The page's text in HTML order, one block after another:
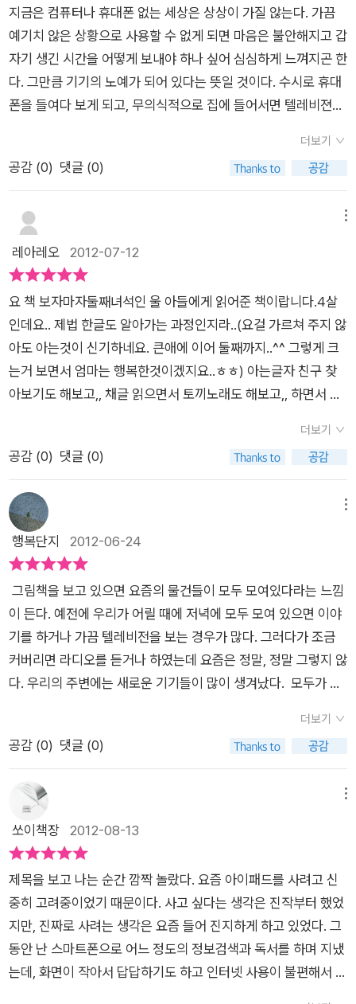
금 늘고 있어 걱정이었어요.그러다 만나게 된 이 책, 굿바이 아이
패드.컴퓨터와 스마트 폰 등의 기기를 잘 사용하지 않는 아날로그
식 일상을 보내는 바람직한 엄마들 눈에는 정말 이렇게 심각한 집
이 있어? 싶은 마음이 들겠지만, 전 여기저기 쿡쿡 찔리는 심정으
로 읽어갔지요. 우리 아이 같은 경우는 아직 게임 삼매경에는 빠
지지 않았으나 컴퓨터나 폰으로 동영상을 자주 보는게 걸렸구요
엄마인 저는 폰과 컴퓨터로 너무 많은 시간을 보내고 있는게 마음
들이 각자 자기 자리에서 핸드폰이나 컴퓨터, 아이패드 등으로 자
기만의 세계에 빠져있어요. 심지어 기저귀 찬 어린아기까지도 실
제 딸랑이 대신 딸랑이 소리가 나는 기기로 만족을 하고 있답니
다. 이럴 수가.할아버지가 보시는 전자책 단말기 세개에는 만권이
나 되는 책이 담겨 있는데, 뒤 배경을 보면 책장에는 거미줄이 쳐
져 있고 책이라고는 단 한권도 보이지 않아요. 아, 보이네요 책 보
는데 필요한 스탠드와 몇권 안되는 책, 신문 등은 휴지통에 처박
혀 있어요.유튜브 동영상, 페이스북 친구들과의 끝없는 대화, 와
이파이로 연결한 큼지막한 엘시디 화면으로 즐기는 고화질 텔레
메일과 트위터의 띠링, 딩동, 쉴 새 없는 소리에 잠을 잘 수가 없
어요.신물이 나버린 할머니는 가족들을 단절시키는 그 기기들을
모아모아 창 밖으로 모두 던져버리고 말았어요. 굿나잇 아이패드
굿나잇 게임굿나잇 컴퓨터 굿나잇 전자책굿나잇 트위터굿나잇
아이돌 그룹굿나잇 페이스북 친구굿나잇 게임 캐릭터굿나잇 엠
피스리굿나잇 엘시디 텔레비전 (헉!)..이후로도굿나잇 리모컨굿
나잇 디브이디굿나잇 안드로이드굿나잇 앱굿나잇 아이패드굿나
잇 플러그굿나잇 전원표시등 자, 이제 모두 잘 시간이야.우와, 이
렇게나 많았군요. 족.쇄.들.이.. 아이보다도 컴퓨터와 스마트폰 의
존도가 너무나 높은 엄마로써 더욱 반성하게 하는 그림책이었답
니다.아이는 이게 다 뭐지? 하고 봤을 것 같아요.이 깊은 밤 잠을
못 자고 컴퓨터를 하고 있는 모습 자체도 바로 그런 모습이구요.
잠도 안 자고 뭘 하고 있는 걸까요? 아이 아빠 또한 컴퓨터를 무
척 좋아하지만 저처럼 즐기지는 않아요.아이가 폰을 만지고 컴을
제시키려 하구요. 그런데 그게 참 쉽지가 않네요. 대신 몸으로 놀
아주고 책을 많이 읽어주고 다양하게 활동해야하는데 그걸 참 못
하니 말입니다. 늘 반성만 하니 입으로만 반성한다고 흉보시는 분
들도 있으실거예요. 오늘도 또 반성하네요. 하루종일 아이에게 미
안했는데 그나마 자기전 아이 좋아하는 레고 집 한채 지어줬다며
위안 삼아도 될까요 거의 두시간 걸려 만들어줬거든요. 아이가 직
접 만들면 더 좋을테지만 다 만들어진 집을 갖고 레고 인형들 가
득 갖고 노는 모습도 즐거워보이더라구요. 내일은 책도 의도적으
로 더 읽어주고 낮에 아이앞에서 컴퓨터를 켜거나 핸드폰을 하지
작가의 의도는 충분히 공감하고 이해할 수 있다. 현대인들이 너무
기기에 의존한 나머지 가족들과 의사소통을 제대로 하지 않고,때
문에 야기되는 여러 가지 문제들이 많다는 것을 잘 알고 있다. 각
자 기기에 하나씩 매달려 가족끼리 대화도 안하고, 잠 잘 시간도
놓치고, 기기의 노예가 되어 가는 것은 분명 잘못된 것임에 틀림
적으로 기기들을 빼앗아 창밖으로 던지는 약간은 충격적인 방법
을 선택한 것이 과연 최선이었을까 하는 데서는 좀 갸우뚱해진다.
아이들 스스로 자신들이 너무 오랜 시간 기기들에 노출되는 것이
잘못된 것임을 깨닫게 하는 좀 더 공감되는 이야기로 이끌어 갔으
면 더 좋지 않았을까 하는 의견을 가져 본다. 기기들을 아이들로
빼앗아 베란다 밖으로 던지는 방법은 너무 극단적이지 않나 싶다.
할머니의 그런 행동을 용납할 수 있을까? 절대 못 할 것 같다. 오
히려 반감만 가질 것 같다. 의도가 좋더라도 방법이 강압적이고
상대방의 의견을 전혀 반영하지 않는 것이라면 그건 한 번 더 생
각해 볼 문제인 듯하다. 그런 점에서 이 책의 내용이 좀 아쉽다.
지금은 컴퓨터나 휴대폰 없는 세상은 상상이 가질 않는다. 가끔
예기치 않은 상황으로 사용할 수 없게 되면 마음은 불안해지고 갑
자기 생긴 시간을 어떻게 보내야 하나 싶어 심심하게 느껴지곤 한
다. 그만큼 기기의 노예가 되어 있다는 뜻일 것이다. 수시로 휴대
폰을 들여다 보게 되고, 무의식적으로 집에 들어서면 텔레비젼부
지 않는다. 자연 속에서 마음껏 뛰어 놀아야 할 아이들 또한 그런
문화에 익숙해지면서 우리가 잃고 있는 것은 무엇인지 생각해 보
게 된다. 전에 텔레비젼이 고장나서 며칠 없이 지낸 적이 있다.
며칠은 답답했지만 어느 순간 그 시간에 할 수 있는 것이 참 많다
는 것을 깨달았다. 분명히 기기 없이도 재미있는 시간을 보낼 수
있는데도 우린 미리 두려움을 느낀다. 불편함을 참지 못하는 것이
를 잘 담고 있다. '잠시 꺼두셔도 좋습니다' 하는 광고 글귀처럼 우
리는 중요한 순간을 위해 잠시 멈추어야 한다. 기계에서 눈과 손
을 떼면 더 많은 것을 느낄 수 있는 마음의 평화가 찾아든다. 전
자기기의 소음을 참지 못하던 할머니는 가족들의 기기를 빼앗아
창 밖으로 던져 버린다. 모두의 반응은 절망스럽지만 시간이 흐르
면서 다들 안정을 찾는다. 그리고 모두 깊은 숙면을 취하게 된다.
소리로부터 자유로운 시간을 갖게 된 것이다. 꼬맹이 혼자 잠 못
이나 인상적이었다. 기계 소리가 들리지 않는 그 평화 속에서 우
리가 놓치고 있는 소중한 순간들을 떠올렸기 때문이다. 때로 중요
한 것을 위해 편리함을 버리고 자연 혹은 토속적인 삶으로도 돌아
보는 시간을 가져보자. 자신의 몸과 마음을 편안하게 만들 수 있
다.
더보기
공감 (0) 댓글 (0)
레아레오 2012-07-12
요 책 보자마자둘째녀석인 울 아들에게 읽어준 책이랍니다.4살
인데요.. 제법 한글도 알아가는 과정인지라..(요걸 가르쳐 주지 않
아도 아는것이 신기하네요. 큰애에 이어 둘째까지..^^ 그렇게 크
는거 보면서 엄마는 행복한것이겠지요..ㅎㅎ) 아는글자 친구 찾
아보기도 해보고,, 채글 읽으면서 토끼노래도 해보고,, 하면서 읽
커서 이 책을 보면 엄마와의 추억거리가 떠오르겠지요^^ 요책은
책 제목이 굿나잇이잖아요?그래서 잘때 굿나잇이라고 인사하고
전자기술쪽으로 앞서 가는 집이 아니여서.. 아이패드,, 저한테도
익숙치 않아서 아이한텐 어떨까? 궁금한 마음도 있었구, 아이가
아이패드에 대한 질문을 하길래..^^ 잘 몰라서 같이 찾아보기도
쳐졌는데.. 굿나잇 아이패드를 읽으면서 익숙하게 된 점도 이 책
을 읽으면서 얻은 점이라고나 할까요?^^ 아이에게 책은 늘 즐겁
습니다.그래서 '엄마, 책 읽어줘~~'란 말을 줄곳 하지요.그리고
이 책을 읽으면서 아이랑 함께 함에 감사한 마음도 들었지요. 참
아이러니 하게도 새롭게 나오는 기계에 대한 책을 읽으면서 책을
통한 교감을 한다는 것,, 그리고 새로운 기기들에 익숙해져 가지
만, 책이 주는 즐거움 역시 아이에게 놓아서는 안된다는것도 배워
야기 해주는것,, 잠잘때 동화책 한권이 주는 행복 또한 아이에게
주고픈 엄마의 마음이네요^^
더보기
공감 (0) 댓글 (0)
행복단지 2012-06-24
그림책을 보고 있으면 요즘의 물건들이 모두 모여있다라는 느낌
이 든다. 예전에 우리가 어릴 때에 저녁에 모두 모여 있으면 이야
기를 하거나 가끔 텔레비전을 보는 경우가 많다. 그러다가 조금
커버리면 라디오를 듣거나 하였는데 요즘은 정말, 정말 그렇지 않
다. 우리의 주변에는 새로운 기기들이 많이 생겨났다. 모두가 휴
니는 컴퓨터라 할 수 있는 스마트폰을 많이들 가지고 있다. 그뿐
만이 아니다. 아이패드로 아이들은 게임을 하고 심지어 아기들도
들보다 아이들이 더 잘 다루기도 하고, 종이로 된 책 말고도 전자
책이라는 것도 나왔다. 텔레비전의 모습도 바뀌었다. 커다란 화면
에 컴퓨터로 연결해서 볼 수도 있고 그 성능 또한 대단하다. 영화
마치 실제 움직이는 듯한 입체적이다. 이 모든 것은 리모컨으로
작동을 한다. 휴대전화의 벨소리도 내가 원하는 대로 할 수 있고,
손으로 쓰던 편지는 메일이라는 것을 넘어서 이제는 문자, 또는
카톡이라는 것으로 더 가까워지고 있다. 그러나 이 모든 것이 반
갑고 즐거운 것만은 아니다. 분명히 편리한 것은 있지만 왠지 성
더보기
공감 (0) 댓글 (0)
쏘이책장 2012-08-13
제목을 보고 나는 순간 깜짝 놀랐다. 요즘 아이패드를 사려고 신
중히 고려중이었기 때문이다. 사고 싶다는 생각은 진작부터 했었
지만, 진짜로 사려는 생각은 요즘 들어 진지하게 하고 있었다. 그
동안 난 스마트폰으로 어느 정도의 정보검색과 독서를 하며 지냈
는데, 화면이 작아서 답답하기도 하고 인터넷 사용이 불편해서 말